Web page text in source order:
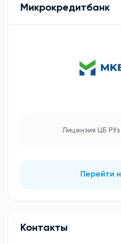
Микрокредитбанк
Лицензия ЦБ РУз
Перейти
Контакты